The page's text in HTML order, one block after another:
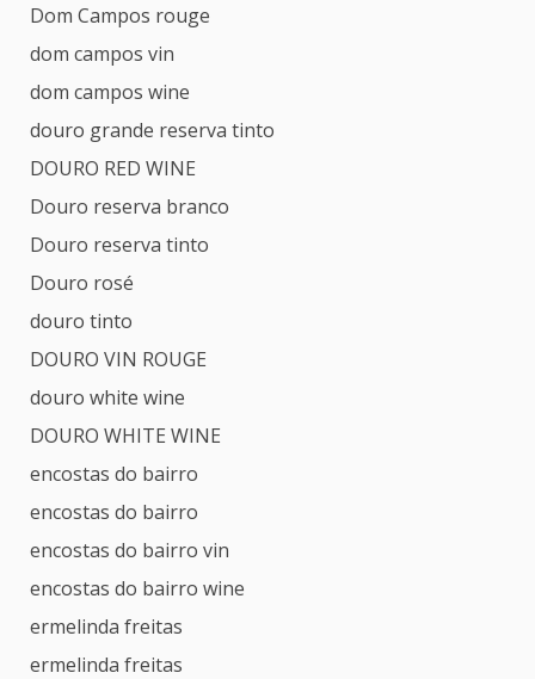
Dom Campos rouge
dom campos vin
dom campos wine
douro grande reserva tinto
DOURO RED WINE
Douro reserva branco
Douro reserva tinto
Douro rosé
douro tinto
DOURO VIN ROUGE
douro white wine
DOURO WHITE WINE
encostas do bairro
encostas do bairro
encostas do bairro vin
encostas do bairro wine
ermelinda freitas
ermelinda freitas